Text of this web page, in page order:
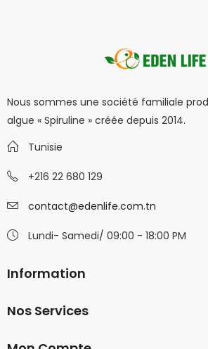
Nous sommes une société familiale
algue « Spiruline » créée depuis 2014.
Tunisie
+216 22 680 129
contact@edenlife.com.tn
Lundi- Samedi/ 09:00 - 18:00 PM
Information
Nos Services